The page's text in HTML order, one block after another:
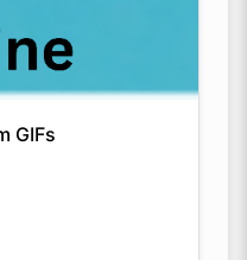
GIFs